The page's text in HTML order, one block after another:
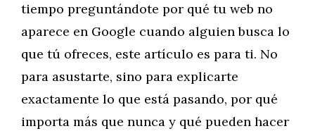
tiempo preguntándote por qué tu web no
aparece en Google cuando alguien busca lo
que tú ofreces, este artículo es para ti. No
para asustarte, sino para explicarte
exactamente lo que está pasando, por qué
importa más que nunca y qué pueden hacer